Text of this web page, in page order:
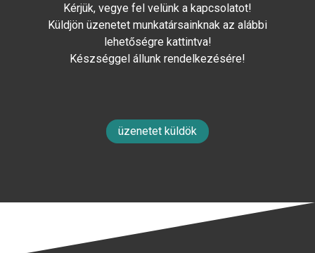
Kérjük, vegye fel velünk a kapcsolatot!
Küldjön üzenetet munkatársainknak az alábbi
lehetőségre kattintva!
Készséggel állunk rendelkezésére!
üzenetet küldök